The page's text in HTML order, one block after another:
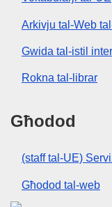
Arkivju tal-Web
Gwida tal-istil
Rokna tal-librar
Għodod
(staff tal-UE)
Għodod tal-web